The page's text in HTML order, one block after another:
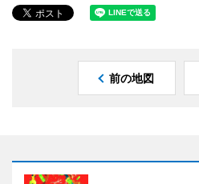
前の地図